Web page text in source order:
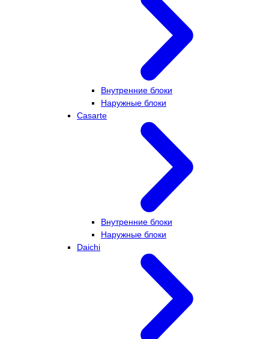
Внутренние блоки
Наружные блоки
Casarte
Внутренние блоки
Наружные блоки
Daichi